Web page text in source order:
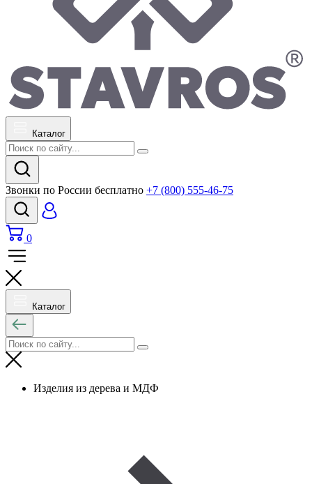
Каталог
Звонки по России бесплатно +7 (800) 555-46-75
0
Каталог
Изделия из дерева и МДФ